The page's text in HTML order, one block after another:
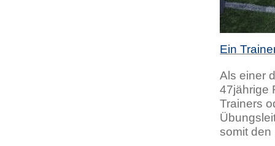
Ein
Als einer
47jährige
Trainers
somit den